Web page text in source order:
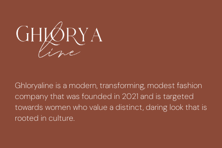
Ghloryaline is a modern, transforming, modest fashion
company that was founded in 2021 and is targeted
towards women who value a distinct, daring look that is
rooted in culture.